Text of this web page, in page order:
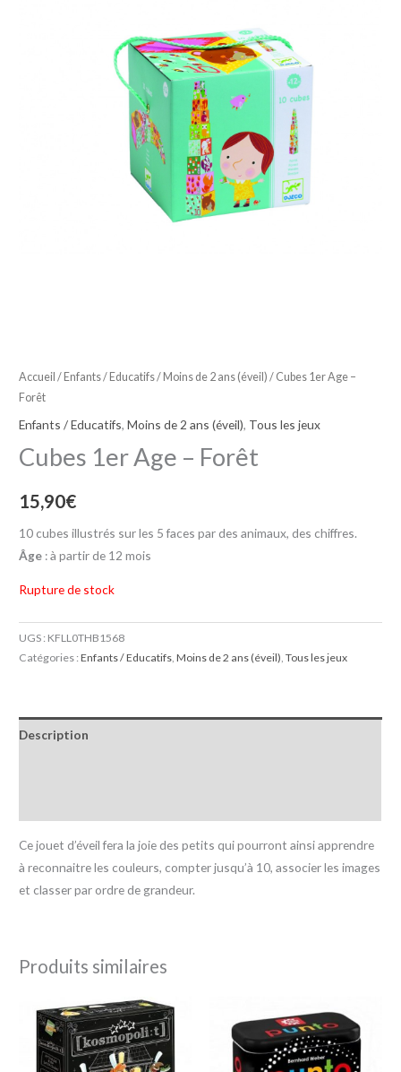
Accueil /Enfants / Educatifs/Moins de 2 ans (éveil) / Cubes 1er Age –
Forêt
Enfants / Educatifs,Moins de 2 ans (éveil), Tous les jeux
Cubes 1er Age – Forêt
15,90€
10 cubes illustrés sur les 5 faces par des animaux, des chiffres.
Âge : à partir de 12 mois
Rupture de stock
UGS : KFLL0THB1568
Catégories :Enfants / Educatifs,Moins de 2 ans (éveil),Tous les jeux
Description
Ce jouet d’éveil fera la joie des petits qui pourront ainsi apprendre
à reconnaitre les couleurs, compter jusqu’à 10, associer les images
et classer par ordre de grandeur.
Produits similaires